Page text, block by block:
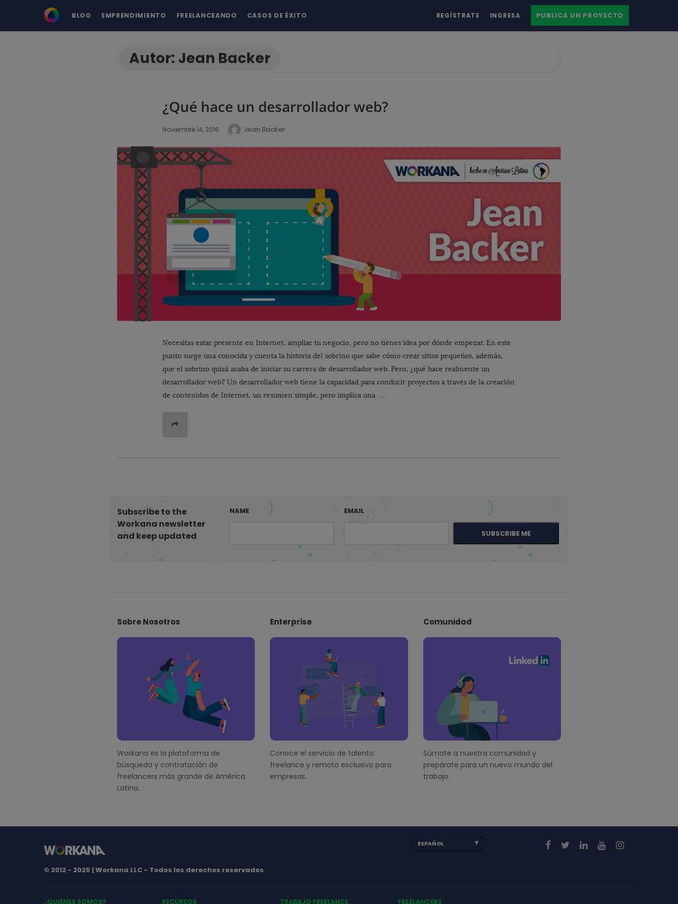
BLOG EMPRENDIMIENTO FREELANCEANDO CASOS DE ÉXITO REGÍSTRATE INGRESA PUBLICA UN PROYECTO
Autor: Jean Backer
¿Qué hace un desarrollador web?
Noviembre 14, 2016 Jean Backer
Necesitas estar presente en Internet, ampliar tu negocio, pero no tienes idea por dónde empezar. En este
punto surge una conocida y cuenta la historia del sobrino que sabe cómo crear sitios pequeños, además,
que el sobrino quizá acaba de iniciar su carrera de desarrollador web. Pero, ¿qué hace realmente un
desarrollador web? Un desarrollador web tiene la capacidad para conducir proyectos a través de la creación
de contenidos de Internet, un resumen simple, pero implica una …
Subscribe to the
Workana newsletter
and keep updated
NAME EMAIL
SUBSCRIBE ME
Sobre Nosotros
Workana es la plataforma de
búsqueda y contratación de
freelancers más grande de América
Latina.
Enterprise
Conoce el servicio de talento
freelance y remoto exclusivo para
empresas.
Comunidad
Súmate a nuestra comunidad y
prepárate para un nuevo mundo del
trabajo.
© 2012 - 2025 | Workana LLC - Todos los derechos reservados
ESPAÑOL
¿QUIÉNES SOMOS? RECURSOS TRABAJO FREELANCE FREELANCERS